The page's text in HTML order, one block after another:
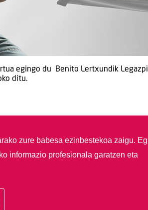
egingo du Benito Lertxundik
ditu.
zure babesa ezinbestekoa zaigu.
informazio profesionala garatzen eta